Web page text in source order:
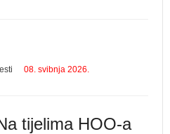
08. svibnja 2026.
tijelima HOO-a